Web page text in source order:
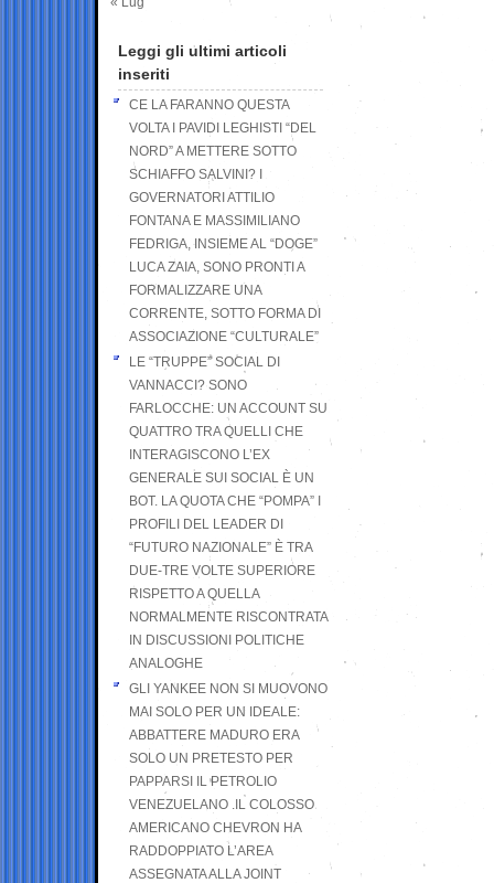
Leggi gli ultimi articoli
inseriti
CE LA FARANNO QUESTA
VOLTA I PAVIDI LEGHISTI “DEL
NORD” A METTERE SOTTO
SCHIAFFO SALVINI? I
GOVERNATORI ATTILIO
FONTANA E MASSIMILIANO
FEDRIGA, INSIEME AL “DOGE”
LUCA ZAIA, SONO PRONTI A
FORMALIZZARE UNA
CORRENTE, SOTTO FORMA DI
ASSOCIAZIONE “CULTURALE”
LE “TRUPPE” SOCIAL DI
VANNACCI? SONO
FARLOCCHE: UN ACCOUNT SU
QUATTRO TRA QUELLI CHE
INTERAGISCONO L’EX
GENERALE SUI SOCIAL È UN
BOT. LA QUOTA CHE “POMPA” I
PROFILI DEL LEADER DI
“FUTURO NAZIONALE” È TRA
DUE-TRE VOLTE SUPERIORE
RISPETTO A QUELLA
NORMALMENTE RISCONTRATA
IN DISCUSSIONI POLITICHE
ANALOGHE
GLI YANKEE NON SI MUOVONO
MAI SOLO PER UN IDEALE:
ABBATTERE MADURO ERA
SOLO UN PRETESTO PER
PAPPARSI IL PETROLIO
VENEZUELANO .IL COLOSSO
AMERICANO CHEVRON HA
RADDOPPIATO L’AREA
ASSEGNATA ALLA JOINT